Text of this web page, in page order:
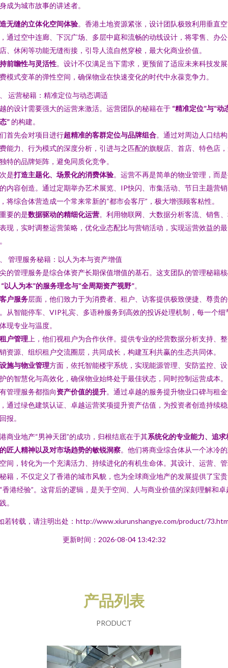
成为城市故事的讲述者。
无缝的立体化空间体验。香港土地资源紧张，设计团队极致利用垂直空
通过空中连廊、下沉广场、多层中庭和流畅的动线设计，将零售、办
、休闲等功能无缝衔接，引导人流自然穿梭，最大化商业价值。
前瞻性与灵活性。设计不仅满足当下需求，更预留了适应未来科技发
模式变革的弹性空间，确保物业在快速变化的时代中永葆竞争力。
运营秘籍：精准定位与动态调适
的设计需要强大的运营来激活。运营团队的秘籍在于 “精准定位”与“动
” 的构建。
首先会对项目进行超精准的客群定位与品牌组合。通过对周边人口结
能力、行为模式的深度分析，引进与之匹配的旗舰店、首店、特色店
特的品牌矩阵，避免同质化竞争。
是打造主题化、场景化的消费体验。运营不再是简单的物业管理，而
内容创造。通过定期举办艺术展览、IP快闪、市集活动、节日主题营销
将综合体营造成一个常来常新的“都市会客厅”，极大增强顾客粘性。
要的是数据驱动的精细化运营。利用物联网、大数据分析客流、销售
现，实时调整运营策略，优化业态配比与营销活动，实现运营效益的
管理服务秘籍：以人为本与资产增值
的管理服务是综合体资产长期保值增值的基石。这支团队的管理秘籍
“以人为本”的服务理念与“全周期资产视野”。
客户服务层面，他们致力于为消费者、租户、访客提供极致便捷、尊贵
从智能停车、VIP礼宾、多语种服务到高效的投诉处理机制，每一个细
现专业与温度。
租户管理 上，他们视租户为合作伙伴。提供专业的经营数据分析支持、
资源、组织租户交流圈层，共同成长，构建互利共赢的生态共同体。
设施与物业管理方面，依托智能楼宇系统，实现能源管理、安防监控、
的智慧化与高效化，确保物业始终处于最佳状态，同时控制运营成本。
管理服务都指向资产价值的提升。通过卓越的服务提升物业口碑与租
通过绿色建筑认证、卓越运营奖项提升资产估值，为投资者创造持续
报。
商业地产“男神天团”的成功，归根结底在于其系统化的专业能力、追求
匠人精神以及对市场趋势的敏锐洞察。他们将商业综合体从一个冰冷
间，转化为一个充满活力、持续进化的有机生命体。其设计、运营、
籍，不仅定义了香港的城市风貌，也为全球商业地产的发展提供了宝贵
香港经验”。这背后的逻辑，是关于空间、人与商业价值的深刻理解和卓
。
若转载，请注明出处：http://www.xiurunshangye.com/product/
更新时间：2026-08-04 13:42:32
产品列表
PRODUCT